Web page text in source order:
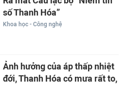
số Thanh Hóa”
Khoa học - Công nghệ
Ảnh hưởng của áp thấp nhiệt
đới, Thanh Hóa có mưa rất to,